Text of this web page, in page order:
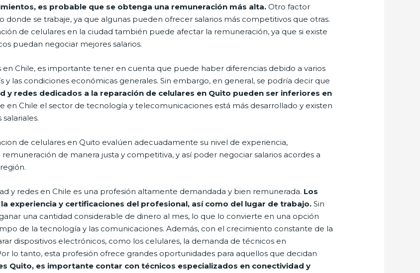
es probable que se obtenga una remuneración más alta. Otro factor
se trabaje, ya que algunas pueden ofrecer salarios más competitivos que otras.
de celulares en la ciudad también puede afectar la remuneración, ya que si existe
puedan negociar mejores salarios.
en Chile, es importante tener en cuenta que puede haber diferencias debido a varios
las condiciones económicas generales. Sin embargo, en general, se podría decir que
y redes dedicados a la reparación de celulares en Quito pueden ser inferiores en
en Chile el sector de tecnología y telecomunicaciones está más desarrollado y existen
de celulares en Quito evalúen adecuadamente su nivel de experiencia,
de manera justa y competitiva, y así poder negociar salarios acordes a
y redes en Chile es una profesión altamente demandada y bien remunerada. Los
experiencia y certificaciones del profesional, así como del lugar de trabajo. Sin
una cantidad considerable de dinero al mes, lo que lo convierte en una opción
de la tecnología y las comunicaciones. Además, con el crecimiento constante de la
dispositivos electrónicos, como los celulares, la demanda de técnicos en
lo tanto, esta profesión ofrece grandes oportunidades para aquellos que decidan
Quito, es importante contar con técnicos especializados en conectividad y